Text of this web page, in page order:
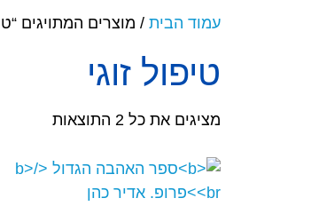
עמוד הבית / מוצרים המתויגים
טיפול זוגי
מציגים את כל ⁦2⁩ התוצאות